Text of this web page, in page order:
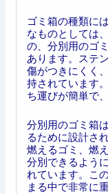
ゴミ箱の種類に
なものとしては
の、分別用のゴ
あります。ステ
傷がつきにくく
持されています
ち運びが簡単で
分別用のゴミ箱
るために設計さ
燃えるゴミ、燃
分別できるよう
れています。こ
まる中で非常に